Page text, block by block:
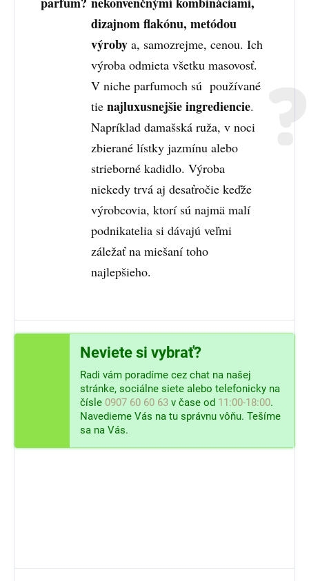
dizajnom flakónu, metódou
výroby a, samozrejme, cenou. Ich
výroba odmieta všetku masovosť.
V niche parfumoch sú používané
tie najluxusnejšie ingrediencie.
Napríklad damašská ruža, v noci
zbierané lístky jazmínu alebo
strieborné kadidlo. Výroba
niekedy trvá aj desaťročie keďže
výrobcovia, ktorí sú najmä malí
podnikatelia si dávajú veľmi
záležať na miešaní toho
najlepšieho.
Neviete si vybrať?
Radi vám poradíme cez chat na našej
stránke, sociálne siete alebo telefonicky na
čísle 0907 60 60 63 v čase od 11:00-18:00.
Navedieme Vás na tu správnu vôňu. Tešíme
sa na Vás.